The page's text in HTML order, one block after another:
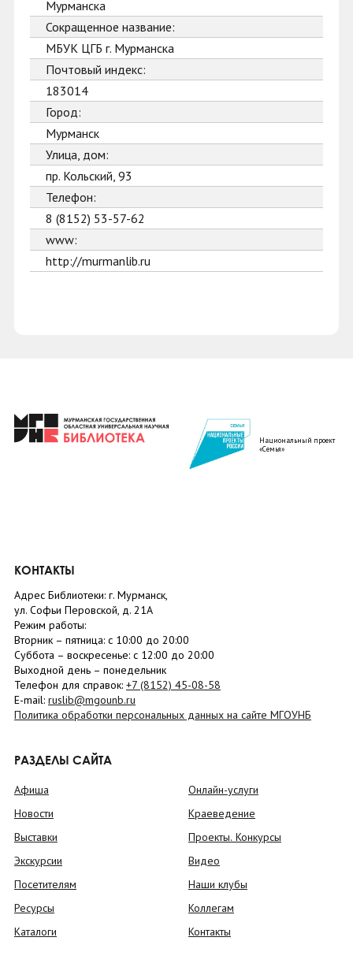
Мурманска
Сокращенное название:
МБУК ЦГБ г. Мурманска
Почтовый индекс:
183014
Город:
Мурманск
Улица, дом:
пр. Кольский, 93
Телефон:
8 (8152) 53-57-62
www:
http://murmanlib.ru
Национальный проект
«Семья»
КОНТАКТЫ
Адрес Библиотеки: г. Мурманск,
ул. Софьи Перовской, д. 21А
Режим работы:
Вторник – пятница: с 10:00 до 20:00
Суббота – воскресенье: c 12:00 до 20:00
Выходной день – понедельник
Телефон для справок: +7 (8152) 45-08-58
E-mail: ruslib@mgounb.ru
Политика обработки персональных данных на сайте МГОУНБ
РАЗДЕЛЫ САЙТА
Афиша
Новости
Выставки
Экскурсии
Посетителям
Ресурсы
Каталоги
Онлайн-услуги
Краеведение
Проекты. Конкурсы
Видео
Наши клубы
Коллегам
Контакты